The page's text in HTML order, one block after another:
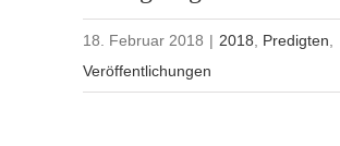
18. Februar 2018 | 2018 Predigten
Veröffentlichungen